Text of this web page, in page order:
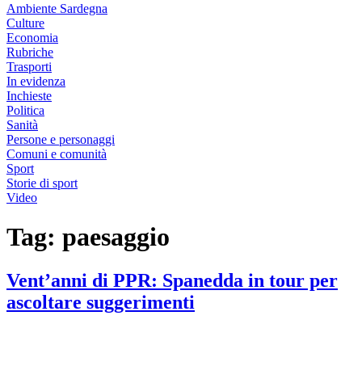
Ambiente Sardegna
Culture
Economia
Rubriche
Trasporti
In evidenza
Inchieste
Politica
Sanità
Persone e personaggi
Comuni e comunità
Sport
Storie di sport
Video
Tag: paesaggio
Vent’anni di PPR: Spanedda in tour per
ascoltare suggerimenti